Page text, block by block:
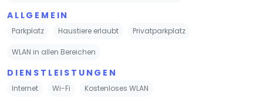
ALLGEMEIN
Parkplatz Haustiere erlaubt Privatparkplatz
WLAN in allen Bereichen
DIENSTLEISTUNGEN
Internet Wi-Fi Kostenloses WLAN